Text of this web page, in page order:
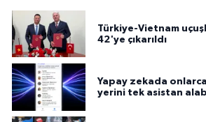
Türkiye-Vietnam
42'ye çıkarıldı
Yapay zekada
yerini tek asistan